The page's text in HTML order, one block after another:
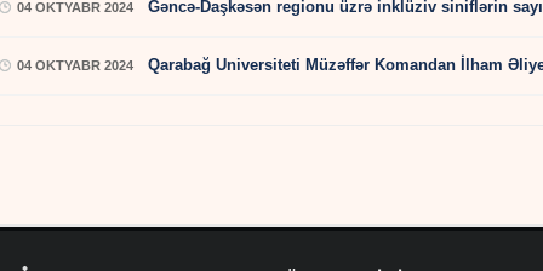
04 OKTYABR 2024 Gəncə-Daşkəsən regionu üzrə inklüziv siniflərin sayı
04 OKTYABR 2024 Qarabağ Universiteti Müzəffər Komandan İlham